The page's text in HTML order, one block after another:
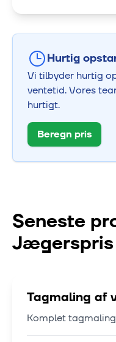
Hurtig
Vi tilbyder hurtig
ventetid. Vores
hurtigt.
Beregn pris
Seneste
Jægerspris
Tagmaling af
Komplet